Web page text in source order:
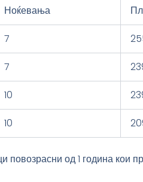
Ноќевања
7
7
10
10
повозрасни од 1 година кои